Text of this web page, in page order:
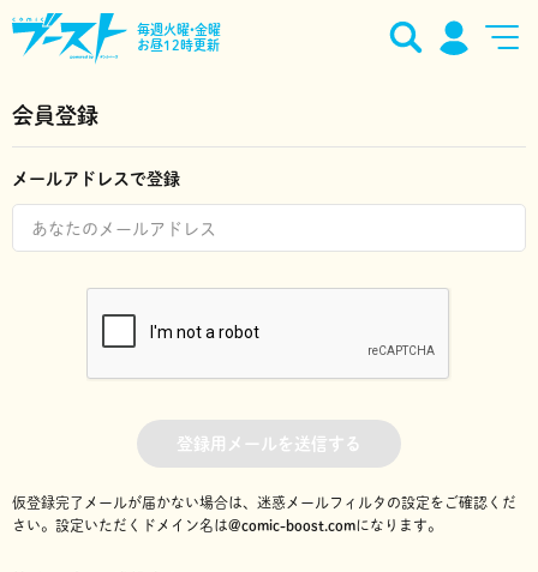
毎週火曜•金曜
お昼12時更新
会員登録
メールアドレスで登録
登録用メールを送信する
仮登録完了メールが届かない場合は、迷惑メールフィルタの設定をご確認くだ
さい。 設定いただくドメイン名は@comic-boost.comになります。